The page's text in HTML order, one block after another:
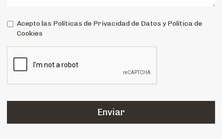
Acepto las Políticas de Privacidad de Datos y Política de
Cookies